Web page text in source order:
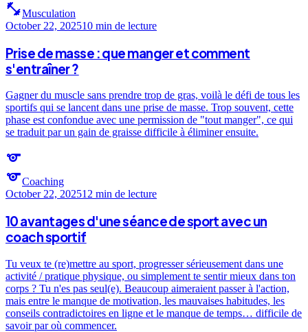
fitness_centerMusculation
October 22, 202510 min de lecture
Prise de masse : que manger et comment
s'entraîner ?
Gagner du muscle sans prendre trop de gras, voilà le défi de tous les
sportifs qui se lancent dans une prise de masse. Trop souvent, cette
phase est confondue avec une permission de "tout manger", ce qui
se traduit par un gain de graisse difficile à éliminer ensuite.
sports
sportsCoaching
October 22, 202512 min de lecture
10 avantages d'une séance de sport avec un
coach sportif
Tu veux te (re)mettre au sport, progresser sérieusement dans une
activité / pratique physique, ou simplement te sentir mieux dans ton
corps ? Tu n'es pas seul(e). Beaucoup aimeraient passer à l'action,
mais entre le manque de motivation, les mauvaises habitudes, les
conseils contradictoires en ligne et le manque de temps… difficile de
savoir par où commencer.